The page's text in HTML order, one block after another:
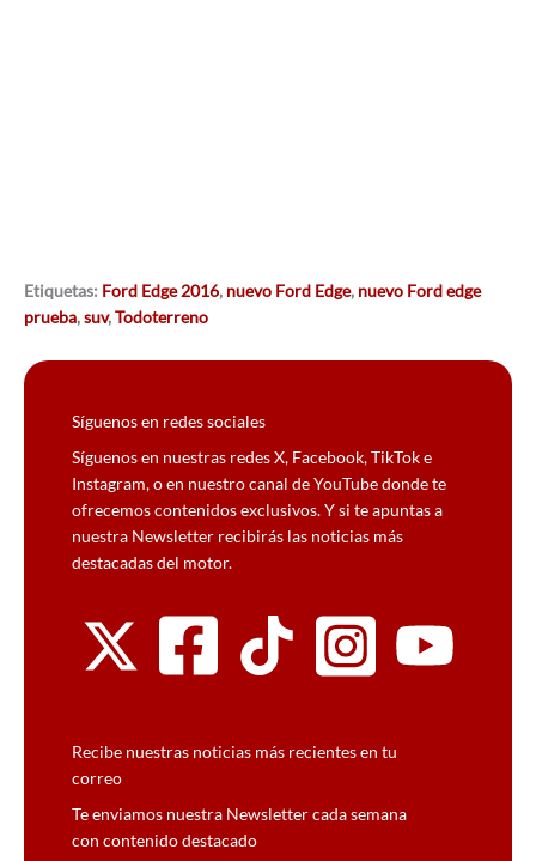
Etiquetas: Ford Edge 2016, nuevo Ford Edge, nuevo Ford edge
prueba,suv,Todoterreno
Síguenos en redes sociales
Síguenos en nuestras redes X, Facebook, TikTok e
Instagram, o en nuestro canal de YouTube donde te
ofrecemos contenidos exclusivos. Y si te apuntas a
nuestra Newsletter recibirás las noticias más
destacadas del motor.
Recibe nuestras noticias más recientes en tu
correo
Te enviamos nuestra Newsletter cada semana
con contenido destacado